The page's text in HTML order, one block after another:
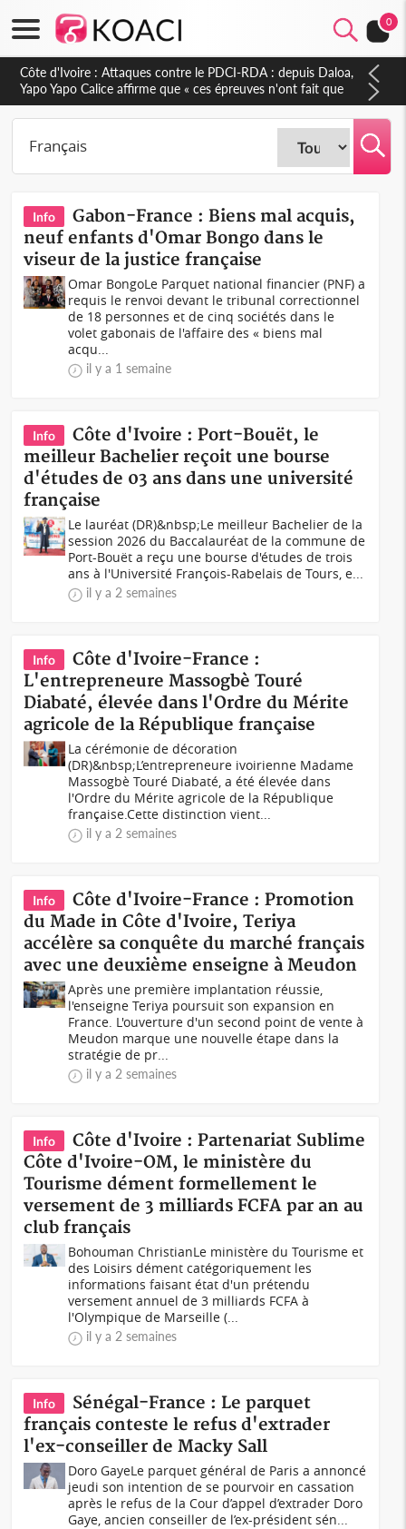
0
Côte d'Ivoire : Le Colonel-Major Fofié Kouakou est décédé,
l'armée perd une figure de la 2e Région militaire
Info
Gabon-France : Biens mal acquis,
neuf enfants d'Omar Bongo dans le
viseur de la justice française
Omar BongoLe Parquet national financier (PNF) a
requis le renvoi devant le tribunal correctionnel
de 18 personnes et de cinq sociétés dans le
volet gabonais de l'affaire des « biens mal
acqu...
il y a 1 semaine
Info
Côte d'Ivoire : Port-Bouët, le
meilleur Bachelier reçoit une bourse
d'études de 03 ans dans une université
française
Le lauréat (DR)&nbsp;Le meilleur Bachelier de la
session 2026 du Baccalauréat de la commune de
Port-Bouët a reçu une bourse d'études de trois
ans à l'Université François-Rabelais de Tours, e...
il y a 2 semaines
Info
Côte d'Ivoire-France :
L'entrepreneure Massogbè Touré
Diabaté, élevée dans l'Ordre du Mérite
agricole de la République française
La cérémonie de décoration
(DR)&nbsp;L’entrepreneure ivoirienne Madame
Massogbè Touré Diabaté, a été élevée dans
l'Ordre du Mérite agricole de la République
française.Cette distinction vient...
il y a 2 semaines
Info
Côte d'Ivoire-France : Promotion
du Made in Côte d'Ivoire, Teriya
accélère sa conquête du marché français
avec une deuxième enseigne à Meudon
Après une première implantation réussie,
l'enseigne Teriya poursuit son expansion en
France. L'ouverture d'un second point de vente à
Meudon marque une nouvelle étape dans la
stratégie de pr...
il y a 2 semaines
Info
Côte d'Ivoire : Partenariat Sublime
Côte d'Ivoire-OM, le ministère du
Tourisme dément formellement le
versement de 3 milliards FCFA par an au
club français
Bohouman ChristianLe ministère du Tourisme et
des Loisirs dément catégoriquement les
informations faisant état d'un prétendu
versement annuel de 3 milliards FCFA à
l'Olympique de Marseille (...
il y a 2 semaines
Info
Sénégal-France : Le parquet
français conteste le refus d'extrader
l'ex-conseiller de Macky Sall
Doro GayeLe parquet général de Paris a annoncé
jeudi son intention de se pourvoir en cassation
après le refus de la Cour d’appel d’extrader Doro
Gaye, ancien conseiller de l’ex-président sén...